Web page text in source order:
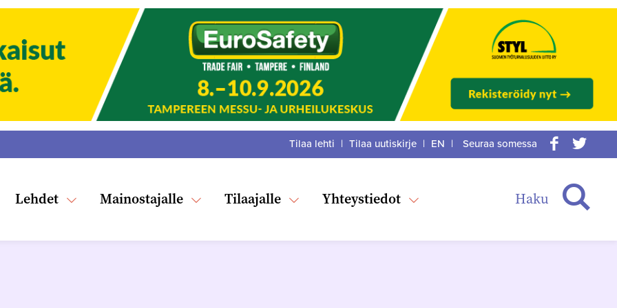
Lehdet Mainostajalle Tilaajalle Yhteystiedot Haku
Tilaa lehti | Tilaa uutiskirje | EN |
Seuraa somessa
:Facebook
Twitter